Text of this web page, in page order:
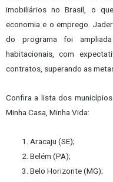
imobiliários no Brasil, o
economia e o emprego.
do programa foi
habitacionais, com
contratos, superando as
Confira a lista dos
Minha Casa, Minha Vida:
Aracaju (SE);
Belém (PA);
Belo Horizonte (MG);